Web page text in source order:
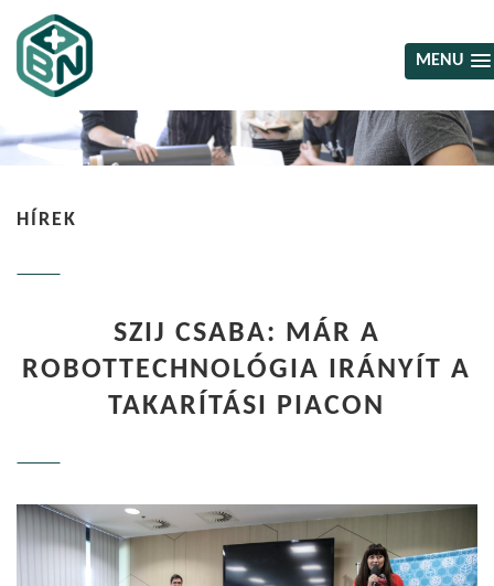
MENU
HÍREK
SZIJ CSABA: MÁR A
ROBOTTECHNOLÓGIA IRÁNYÍT A
TAKARÍTÁSI PIACON